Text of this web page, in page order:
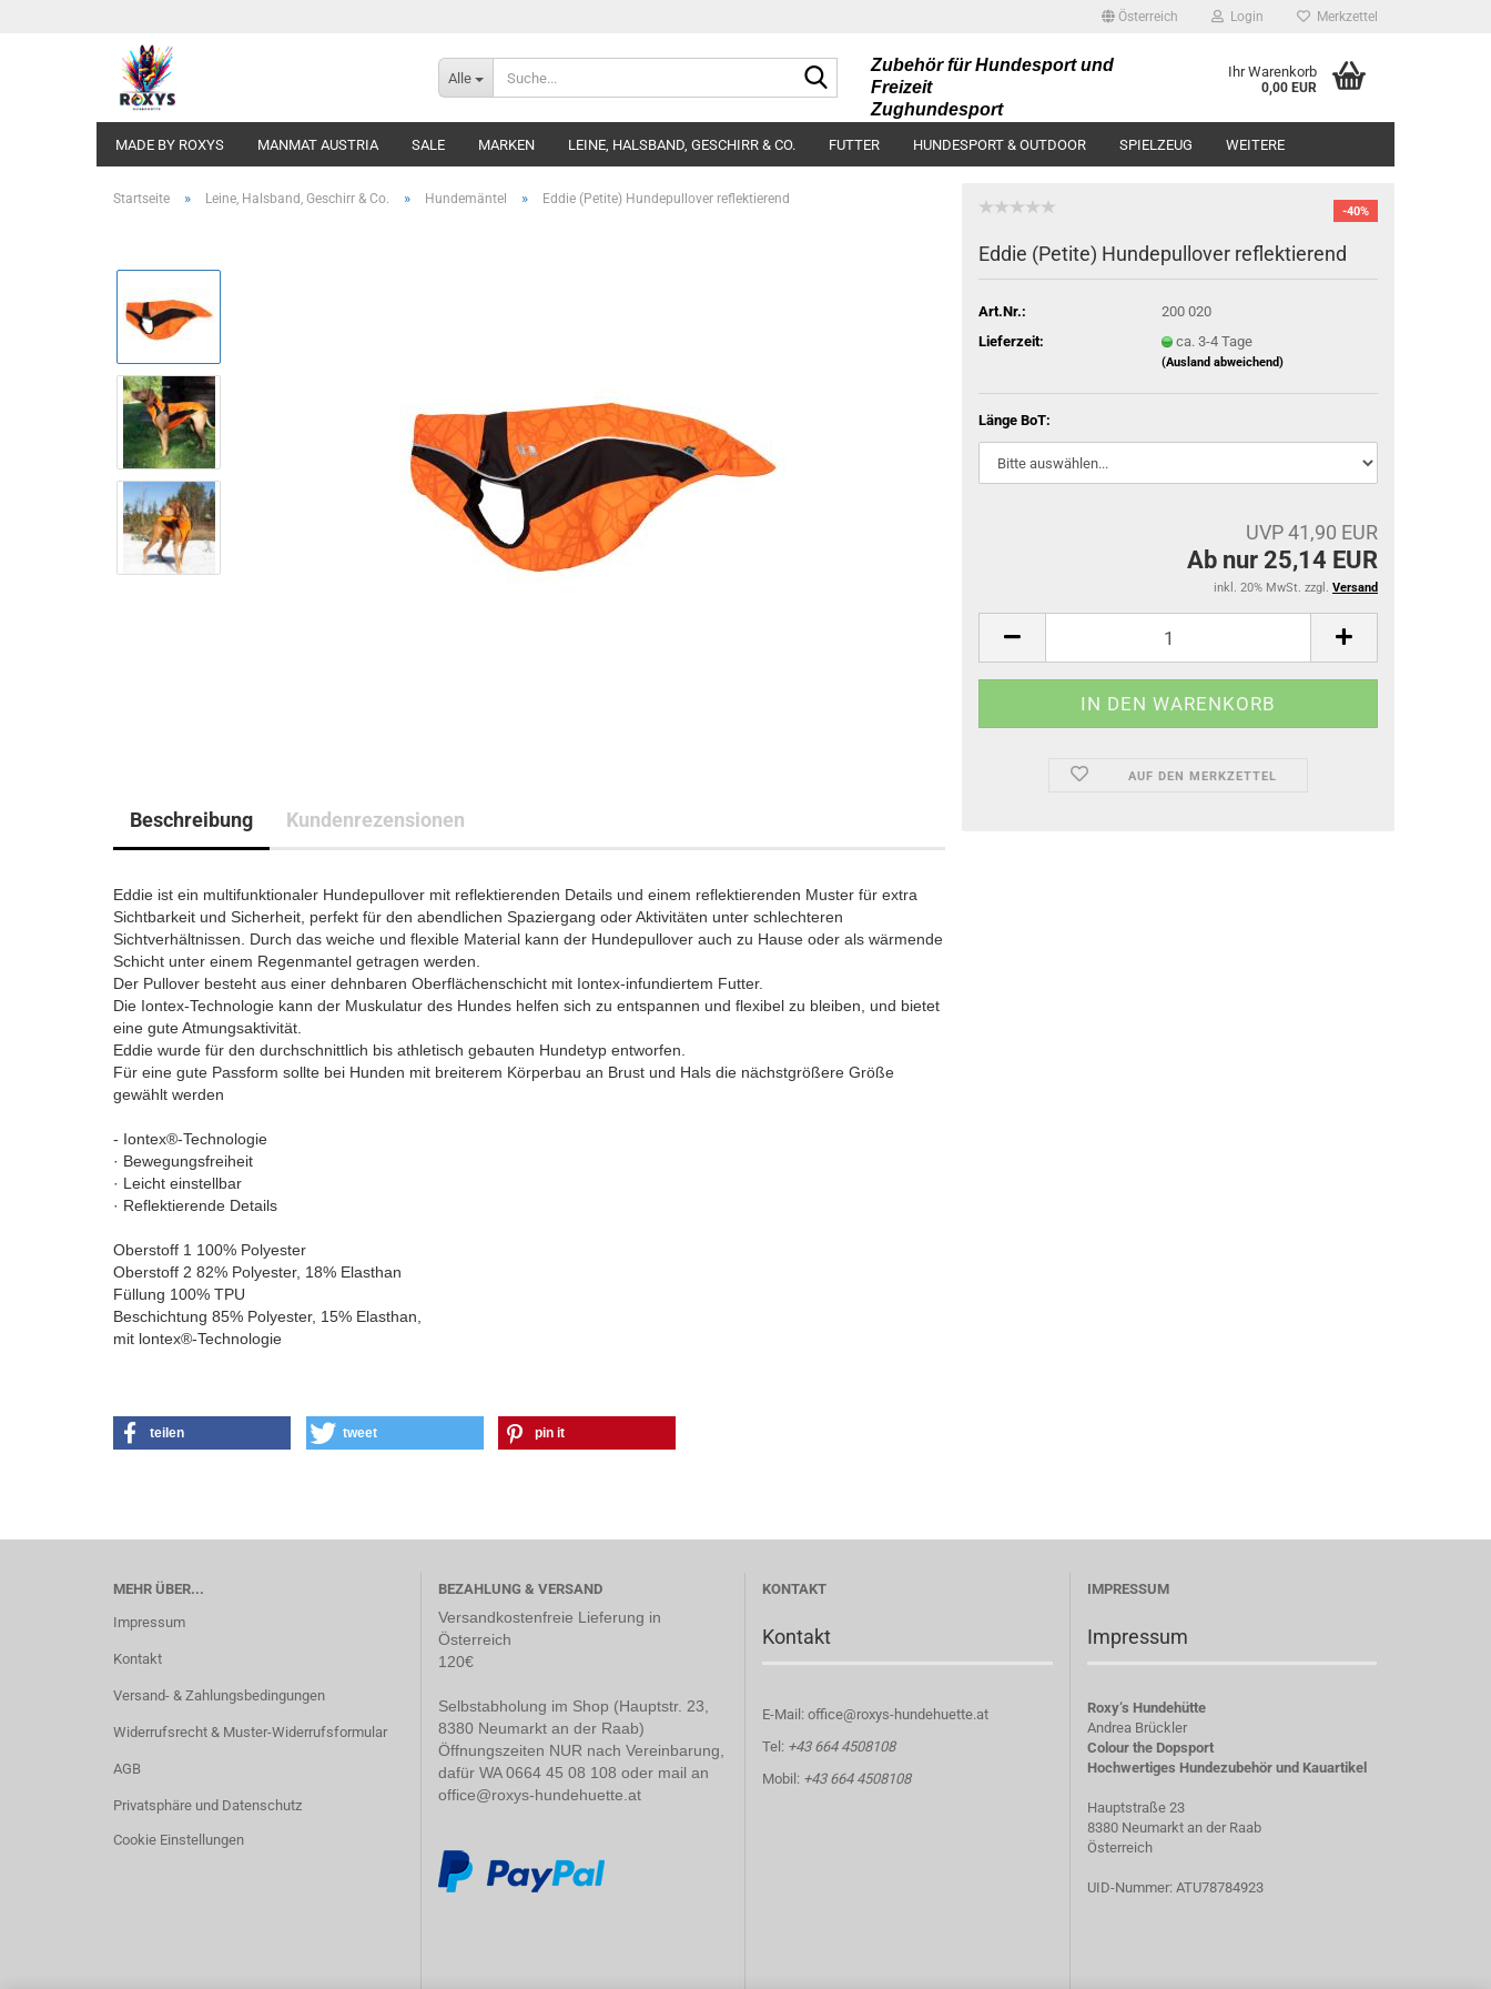
Österreich Login Merkzettel
Alle
Suche...Zubehör für Hundesport und
Freizeit
Zughundesport
Ihr Warenkorb
0,00 EUR
MADE BY ROXYS MANMAT AUSTRIA SALE MARKEN LEINE, HALSBAND, GESCHIRR & CO. FUTTER HUNDESPORT & OUTDOOR SPIELZEUG WEITERE
Startseite » Leine, Halsband, Geschirr & Co. » Hundemäntel » Eddie (Petite) Hundepullover reflektierend
-40%
Eddie (Petite) Hundepullover reflektierend
Art.Nr.:
200 020
Lieferzeit:
ca. 3-4 Tage
(Ausland abweichend)
Länge BoT:
UVP 41,90 EUR
Ab nur 25,14 EUR
inkl. 20% MwSt. zzgl. Versand
AUF DEN MERKZETTEL
Beschreibung Kundenrezensionen
Eddie ist ein multifunktionaler Hundepullover mit reflektierenden Details und einem reflektierenden Muster für extra
Sichtbarkeit und Sicherheit, perfekt für den abendlichen Spaziergang oder Aktivitäten unter schlechteren
Sichtverhältnissen. Durch das weiche und flexible Material kann der Hundepullover auch zu Hause oder als wärmende
Schicht unter einem Regenmantel getragen werden.
Der Pullover besteht aus einer dehnbaren Oberflächenschicht mit Iontex-infundiertem Futter.
Die Iontex-Technologie kann der Muskulatur des Hundes helfen sich zu entspannen und flexibel zu bleiben, und bietet
eine gute Atmungsaktivität.
Eddie wurde für den durchschnittlich bis athletisch gebauten Hundetyp entworfen.
Für eine gute Passform sollte bei Hunden mit breiterem Körperbau an Brust und Hals die nächstgrößere Größe
gewählt werden
- Iontex®-Technologie
· Bewegungsfreiheit
· Leicht einstellbar
· Reflektierende Details
Oberstoff 1 100% Polyester
Oberstoff 2 82% Polyester, 18% Elasthan
Füllung 100% TPU
Beschichtung 85% Polyester, 15% Elasthan,
mit lontex®-Technologie
teilen tweet pin it
MEHR ÜBER...
Impressum
Kontakt
Versand- & Zahlungsbedingungen
Widerrufsrecht & Muster-Widerrufsformular
AGB
Privatsphäre und Datenschutz
Cookie Einstellungen
BEZAHLUNG & VERSAND
Versandkostenfreie Lieferung in
Österreich
120€
Selbstabholung im Shop (Hauptstr. 23,
8380 Neumarkt an der Raab)
Öffnungszeiten NUR nach Vereinbarung,
dafür WA 0664 45 08 108 oder mail an
office@roxys-hundehuette.at
KONTAKT
Kontakt
E-Mail: office@roxys-hundehuette.at
Tel: +43 664 4508108
Mobil: +43 664 4508108
IMPRESSUM
Impressum
Roxy‘s Hundehütte
Andrea Brückler
Colour the Dopsport
Hochwertiges Hundezubehör und Kauartikel
Hauptstraße 23
8380 Neumarkt an der Raab
Österreich
UID-Nummer: ATU78784923